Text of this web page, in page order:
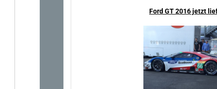
Ford GT 2016 jetzt